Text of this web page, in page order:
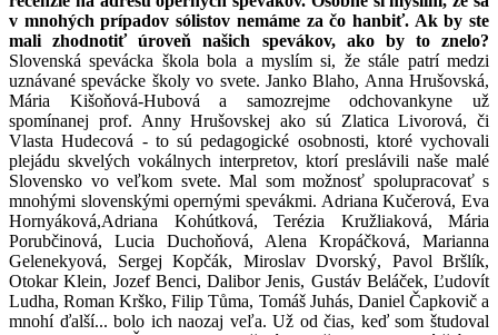
v mnohých prípadov sólistov nemáme za čo hanbiť. Ak by ste
mali zhodnotiť úroveň našich spevákov, ako by to znelo?
Slovenská spevácka škola bola a myslím si, že stále patrí medzi
uznávané spevácke školy vo svete. Janko Blaho, Anna Hrušovská,
Mária Kišoňová-Hubová a samozrejme odchovankyne už
spomínanej prof. Anny Hrušovskej ako sú Zlatica Livorová, či
Vlasta Hudecová - to sú pedagogické osobnosti, ktoré vychovali
plejádu skvelých vokálnych interpretov, ktorí preslávili naše malé
Slovensko vo veľkom svete. Mal som možnosť spolupracovať s
mnohými slovenskými opernými spevákmi. Adriana Kučerová, Eva
Hornyáková,Adriana Kohútková, Terézia Kružliaková, Mária
Porubčinová, Lucia Duchoňová, Alena Kropáčková, Marianna
Gelenekyová, Sergej Kopčák, Miroslav Dvorský, Pavol Bršlík,
Otokar Klein, Jozef Benci, Dalibor Jenis, Gustáv Beláček, Ľudovít
Ludha, Roman Krško, Filip Tůma, Tomáš Juhás, Daniel Čapkovič a
mnohí ďalší... bolo ich naozaj veľa. Už od čias, keď som študoval